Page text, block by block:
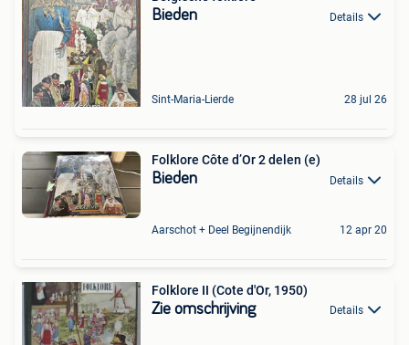
Bieden Details
Sint-Maria-Lierde 28 jul 26
Folklore Côte d’Or 2 delen (e)
Bieden Details
Aarschot + Deel Begijnendijk 12 apr 20
Folklore II (Cote d'Or, 1950)
Zie omschrijving Details